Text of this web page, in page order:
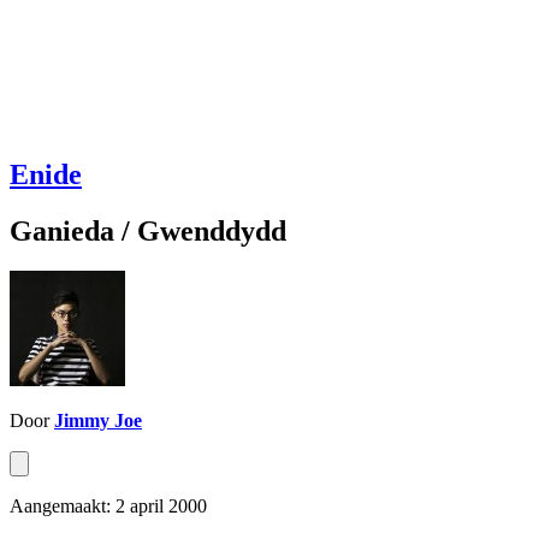
Enide
Ganieda / Gwenddydd
DoorJimmy Joe
Aangemaakt: 2 april 2000